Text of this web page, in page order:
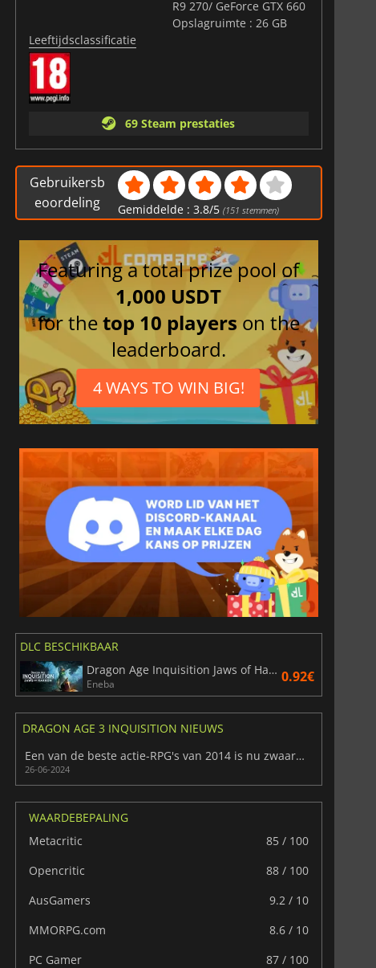
R9 270/ GeForce GTX 660
Opslagruimte : 26 GB
Leeftijdsclassificatie
69 Steam prestaties
Gebruikersb
eoordeling
Gemiddelde :3.8/5 (151 stemmen)
Featuring a total prize pool of
1,000 USDT
for thetop 10 players on the
leaderboard.
4 WAYS TO WIN BIG!
DLC BESCHIKBAAR
Dragon Age Inquisition Jaws of Hakkon
Eneba 0.92€
DRAGON AGE 3 INQUISITION NIEUWS
Een van de beste actie-RPG's van 2014 is nu zwaar afgeprijsd op Steam
26-06-2024
WAARDEBEPALING
Metacritic
85 / 100
Opencritic
88 / 100
AusGamers
9.2 / 10
MMORPG.com
8.6 / 10
PC Gamer
87 / 100